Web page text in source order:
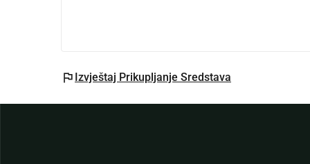
On to zaslužuje i učinit ću sve što mogu
flag Izvještaj Prikupljanje Sredstava